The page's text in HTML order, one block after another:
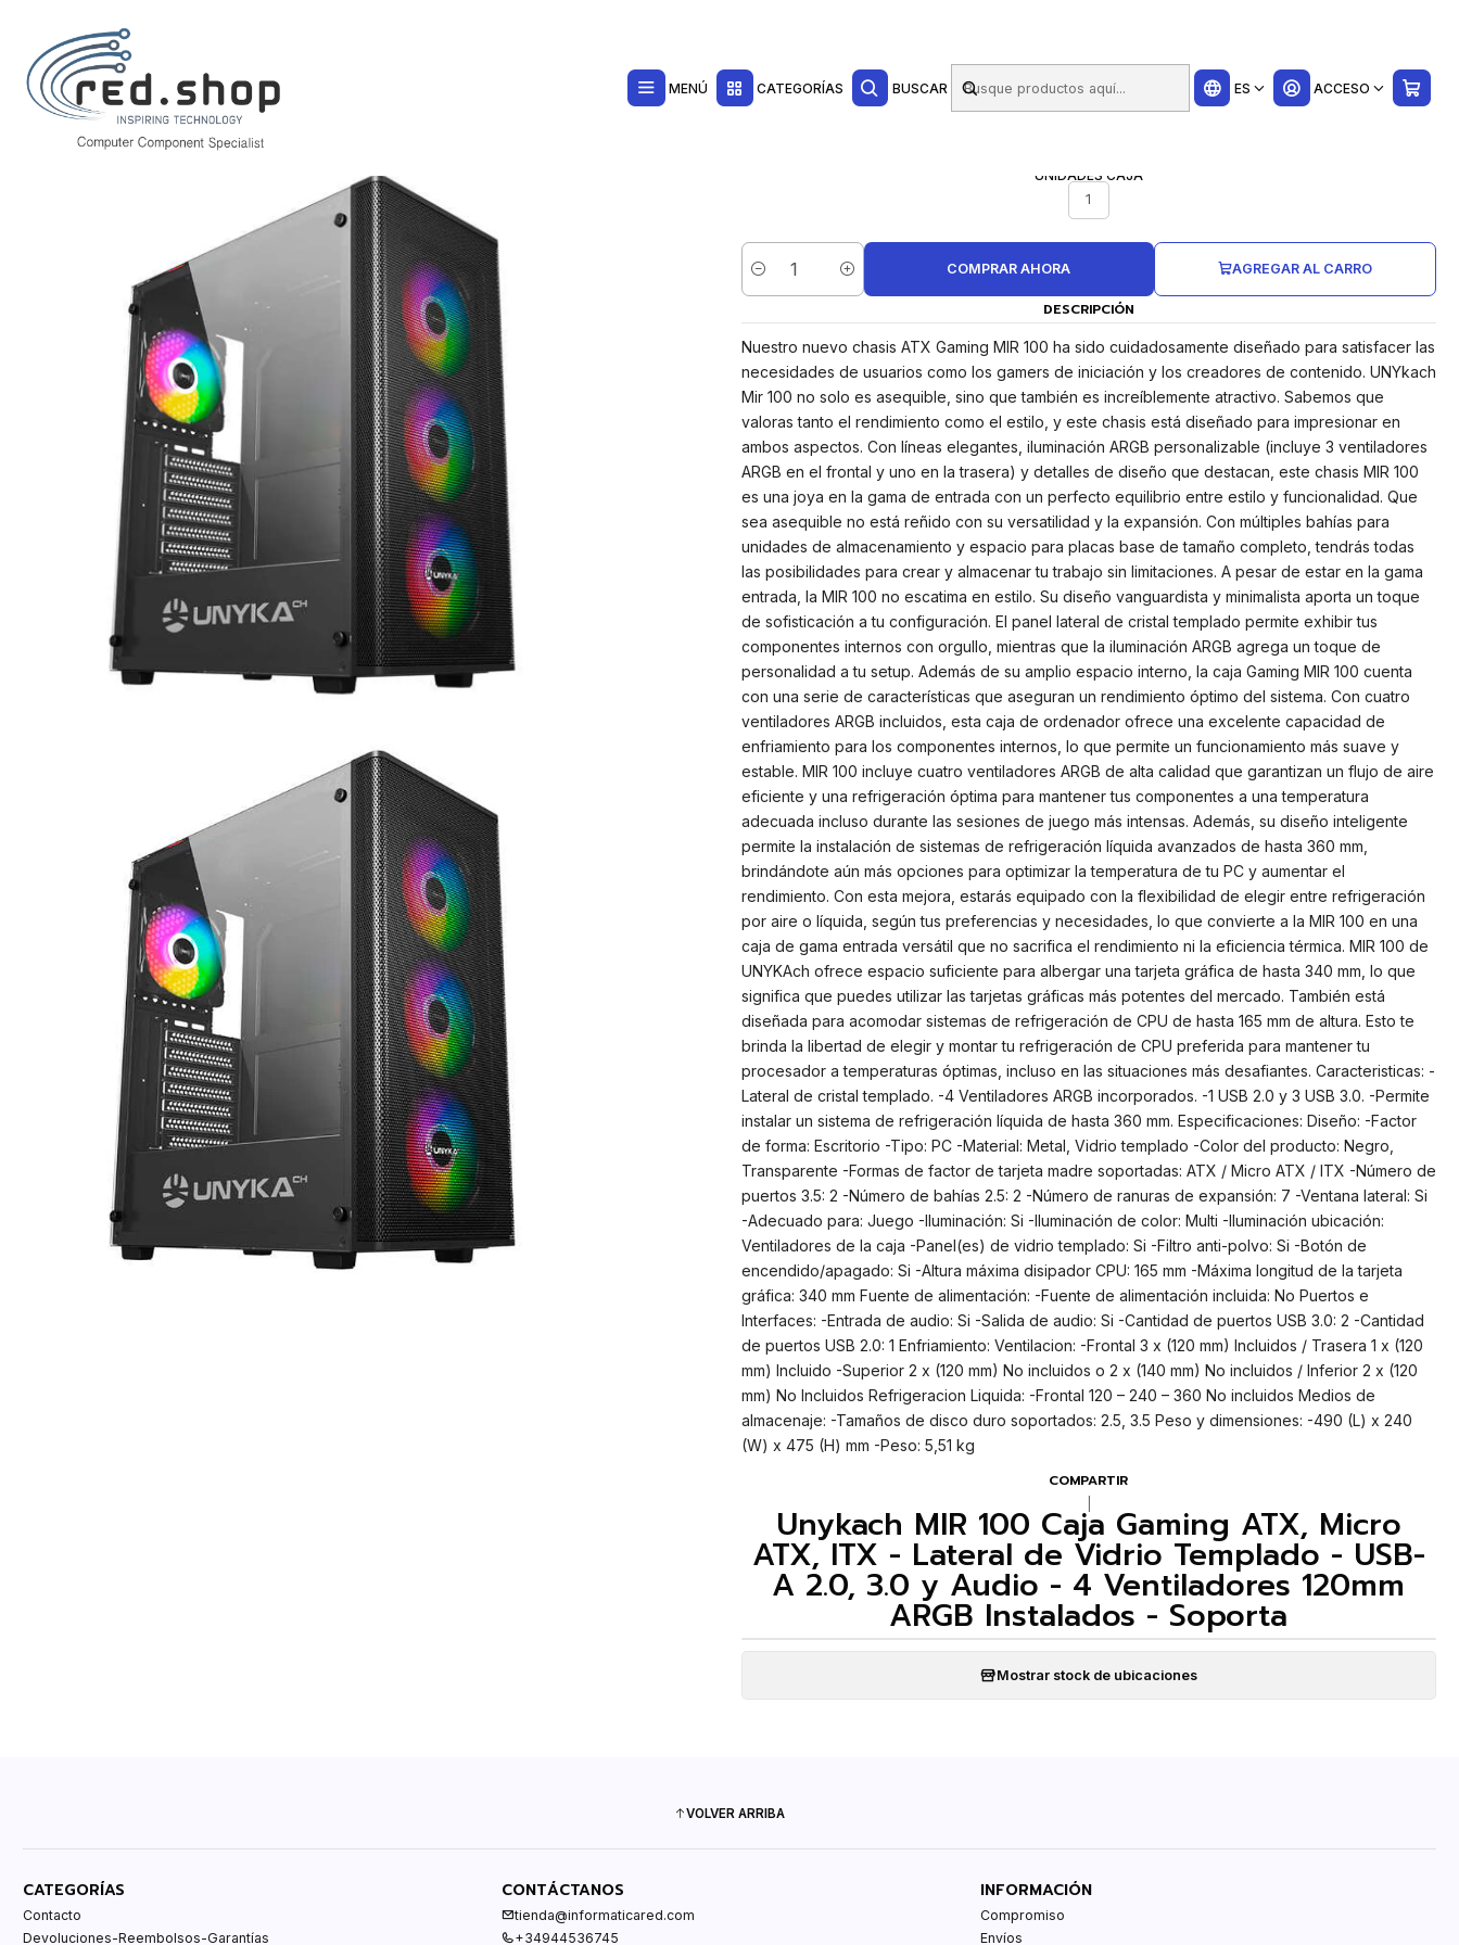
MENÚ CATEGORÍAS BUSCAR ES ACCESO
Inicio Informática Componentes e Integración
Unykach MIR 100 Caja Gaming ATX, Micro ATX, ITX - Lateral de Vidrio Templado - USB-A 2.0, 3.0 y Audio - 4 Ventiladores 120mm ARGB Instalados - Soporta
UNIDADES CAJA
1
Cantidad
AGREGAR AL CARRO
COMPRAR AHORA
DESCRIPCIÓN
Nuestro nuevo chasis ATX Gaming MIR 100 ha sido cuidadosamente diseñado para satisfacer las
necesidades de usuarios como los gamers de iniciación y los creadores de contenido. UNYkach
Mir 100 no solo es asequible, sino que también es increíblemente atractivo. Sabemos que
valoras tanto el rendimiento como el estilo, y este chasis está diseñado para impresionar en
ambos aspectos. Con líneas elegantes, iluminación ARGB personalizable (incluye 3 ventiladores
ARGB en el frontal y uno en la trasera) y detalles de diseño que destacan, este chasis MIR 100
es una joya en la gama de entrada con un perfecto equilibrio entre estilo y funcionalidad. Que
sea asequible no está reñido con su versatilidad y la expansión. Con múltiples bahías para
unidades de almacenamiento y espacio para placas base de tamaño completo, tendrás todas
las posibilidades para crear y almacenar tu trabajo sin limitaciones. A pesar de estar en la gama
entrada, la MIR 100 no escatima en estilo. Su diseño vanguardista y minimalista aporta un toque
de sofisticación a tu configuración. El panel lateral de cristal templado permite exhibir tus
componentes internos con orgullo, mientras que la iluminación ARGB agrega un toque de
personalidad a tu setup. Además de su amplio espacio interno, la caja Gaming MIR 100 cuenta
con una serie de características que aseguran un rendimiento óptimo del sistema. Con cuatro
ventiladores ARGB incluidos, esta caja de ordenador ofrece una excelente capacidad de
enfriamiento para los componentes internos, lo que permite un funcionamiento más suave y
estable. MIR 100 incluye cuatro ventiladores ARGB de alta calidad que garantizan un flujo de aire
eficiente y una refrigeración óptima para mantener tus componentes a una temperatura
adecuada incluso durante las sesiones de juego más intensas. Además, su diseño inteligente
permite la instalación de sistemas de refrigeración líquida avanzados de hasta 360 mm,
brindándote aún más opciones para optimizar la temperatura de tu PC y aumentar el
rendimiento. Con esta mejora, estarás equipado con la flexibilidad de elegir entre refrigeración
por aire o líquida, según tus preferencias y necesidades, lo que convierte a la MIR 100 en una
caja de gama entrada versátil que no sacrifica el rendimiento ni la eficiencia térmica. MIR 100 de
UNYKAch ofrece espacio suficiente para albergar una tarjeta gráfica de hasta 340 mm, lo que
significa que puedes utilizar las tarjetas gráficas más potentes del mercado. También está
diseñada para acomodar sistemas de refrigeración de CPU de hasta 165 mm de altura. Esto te
brinda la libertad de elegir y montar tu refrigeración de CPU preferida para mantener tu
procesador a temperaturas óptimas, incluso en las situaciones más desafiantes. Caracteristicas: -
Lateral de cristal templado. -4 Ventiladores ARGB incorporados. -1 USB 2.0 y 3 USB 3.0. -Permite
instalar un sistema de refrigeración líquida de hasta 360 mm. Especificaciones: Diseño: -Factor
de forma: Escritorio -Tipo: PC -Material: Metal, Vidrio templado -Color del producto: Negro,
Transparente -Formas de factor de tarjeta madre soportadas: ATX / Micro ATX / ITX -Número de
puertos 3.5: 2 -Número de bahías 2.5: 2 -Número de ranuras de expansión: 7 -Ventana lateral: Si
-Adecuado para: Juego -Iluminación: Si -Iluminación de color: Multi -Iluminación ubicación:
Ventiladores de la caja -Panel(es) de vidrio templado: Si -Filtro anti-polvo: Si -Botón de
encendido/apagado: Si -Altura máxima disipador CPU: 165 mm -Máxima longitud de la tarjeta
gráfica: 340 mm Fuente de alimentación: -Fuente de alimentación incluida: No Puertos e
Interfaces: -Entrada de audio: Si -Salida de audio: Si -Cantidad de puertos USB 3.0: 2 -Cantidad
de puertos USB 2.0: 1 Enfriamiento: Ventilacion: -Frontal 3 x (120 mm) Incluidos / Trasera 1 x (120
mm) Incluido -Superior 2 x (120 mm) No incluidos o 2 x (140 mm) No incluidos / Inferior 2 x (120
mm) No Incluidos Refrigeracion Liquida: -Frontal 120 – 240 – 360 No incluidos Medios de
almacenaje: -Tamaños de disco duro soportados: 2.5, 3.5 Peso y dimensiones: -490 (L) x 240
(W) x 475 (H) mm -Peso: 5,51 kg
COMPARTIR
Unykach MIR 100 Caja Gaming ATX, Micro
ATX, ITX - Lateral de Vidrio Templado - USB-
A 2.0, 3.0 y Audio - 4 Ventiladores 120mm
ARGB Instalados - Soporta
Mostrar stock de ubicaciones
VOLVER ARRIBA
CATEGORÍAS
Contacto
Devoluciones-Reembolsos-Garantías
CONTÁCTANOS
tienda@informaticared.com
+34944536745
INFORMACIÓN
Compromiso
Envíos